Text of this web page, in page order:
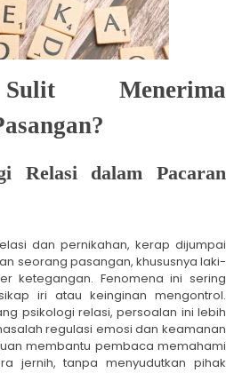
Menerima
Relasi dalam Pacaran
dan pernikahan, kerap dijumpai
seorang pasangan, khususnya laki-
ketegangan. Fenomena ini sering
iri atau keinginan mengontrol.
psikologi relasi, persoalan ini lebih
regulasi emosi dan keamanan
membantu pembaca memahami
jernih, tanpa menyudutkan pihak